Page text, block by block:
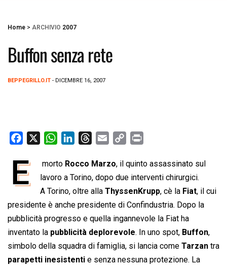
Home > ARCHIVIO 2007
Buffon senza rete
BEPPEGRILLO.IT - DICEMBRE 16, 2007
c
e
o
o
k
W
a
t
s
A
p
p
n
k
e
d
I
n
r
e
a
d
s
a
i
l
p
y
L
i
n
k
i
n
t
E  morto Rocco Marzo, il quinto assassinato sul
lavoro a Torino, dopo due interventi chirurgici.
A Torino, oltre alla ThyssenKrupp, cè la Fiat, il cui
presidente è anche presidente di Confindustria. Dopo la
pubblicità progresso e quella ingannevole la Fiat ha
inventato la pubblicità deplorevole. In uno spot, Buffon,
simbolo della squadra di famiglia, si lancia come Tarzan tra
parapetti inesistenti e senza nessuna protezione. La